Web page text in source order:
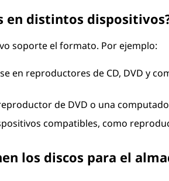
en distintos
soporte el formato. Por ejemplo:
en reproductores de CD, DVD y
de DVD o una
compatibles, como
los discos para el